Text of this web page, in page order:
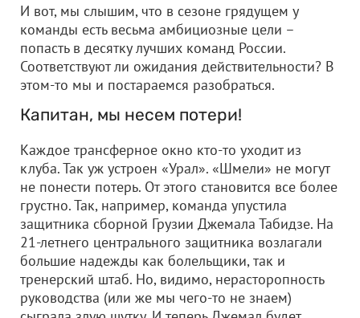
И вот, мы слышим, что в сезоне грядущем у
команды есть весьма амбициозные цели –
попасть в десятку лучших команд России.
Соответствуют ли ожидания действительности? В
этом-то мы и постараемся разобраться.
Капитан, мы несем потери!
Каждое трансферное окно кто-то уходит из
клуба. Так уж устроен «Урал». «Шмели» не могут
не понести потерь. От этого становится все более
грустно. Так, например, команда упустила
защитника сборной Грузии Джемала Табидзе. На
21-летнего центрального защитника возлагали
большие надежды как болельщики, так и
тренерский штаб. Но, видимо, нерасторопность
руководства (или же мы чего-то не знаем)